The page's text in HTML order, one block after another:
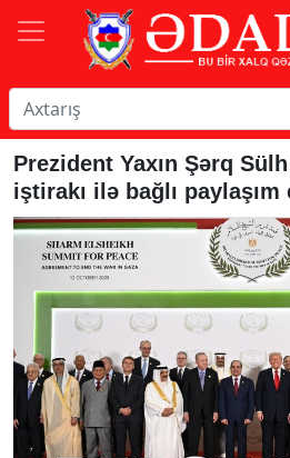
Prezident Yaxın Şərq
iştirakı ilə bağlı paylaşım